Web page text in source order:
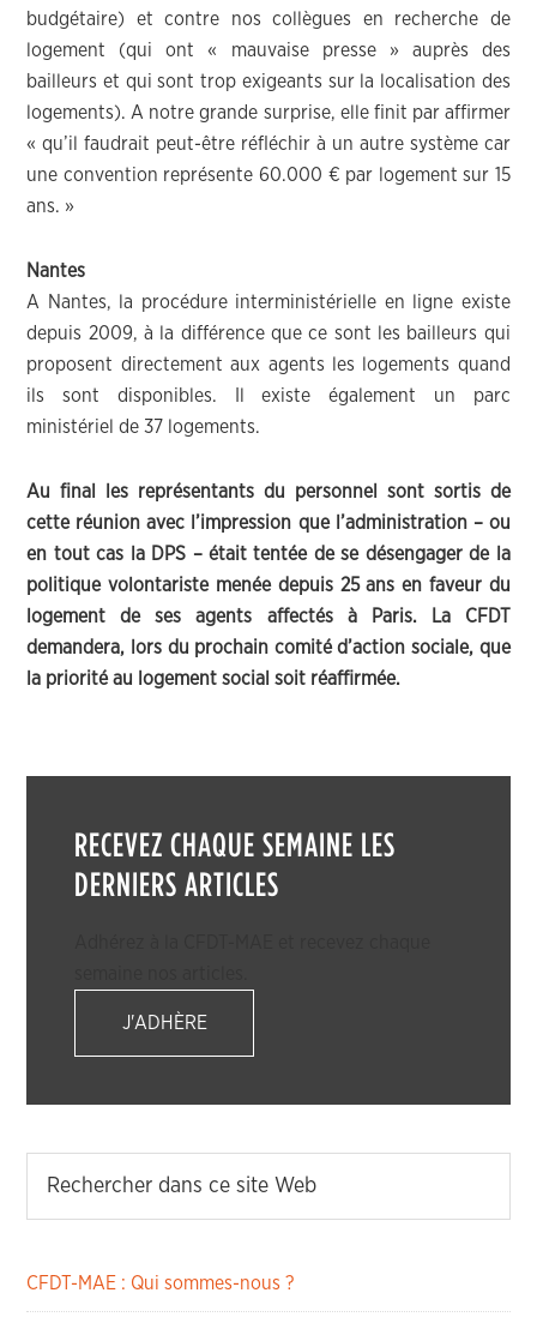
budgétaire) et contre nos collègues en recherche de
logement (qui ont « mauvaise presse » auprès des
bailleurs et qui sont trop exigeants sur la localisation des
logements). A notre grande surprise, elle finit par affirmer
« qu’il faudrait peut-être réfléchir à un autre système car
une convention représente 60.000 € par logement sur 15
ans. »
Nantes
A Nantes, la procédure interministérielle en ligne existe
depuis 2009, à la différence que ce sont les bailleurs qui
proposent directement aux agents les logements quand
ils sont disponibles. Il existe également un parc
ministériel de 37 logements.
Au final les représentants du personnel sont sortis de
cette réunion avec l’impression que l’administration – ou
en tout cas la DPS – était tentée de se désengager de la
politique volontariste menée depuis 25 ans en faveur du
logement de ses agents affectés à Paris. La CFDT
demandera, lors du prochain comité d’action sociale, que
la priorité au logement social soit réaffirmée.
RECEVEZ CHAQUE SEMAINE LES
DERNIERS ARTICLES
J'ADHÈRE
CFDT-MAE : Qui sommes-nous ?